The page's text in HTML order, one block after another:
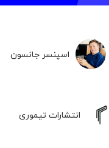
اسپنسر جانسون
انتشارات تیموری